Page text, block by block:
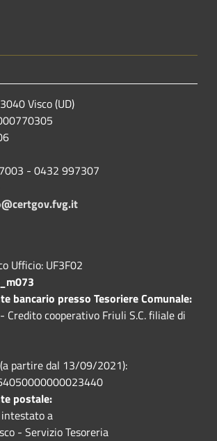
Visco (UD)
- 0432 997307
Ufficio: UF3F02
bancario presso Tesoriere Comunale:
- Credito cooperativo Friuli S.C. filiale di
(a partire dal 13/09/2021):
postale:
a
- Servizio Tesoreria